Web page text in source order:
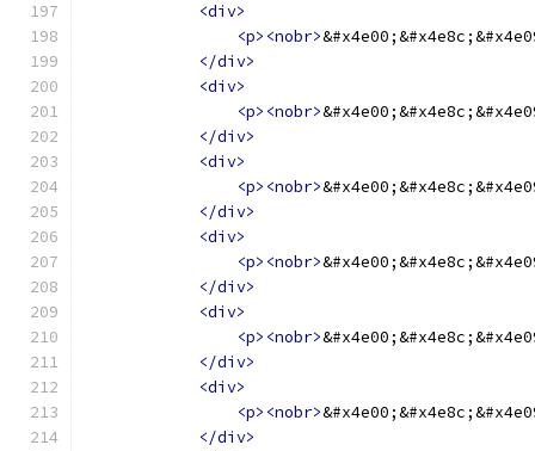
<div>
<p><nobr>
</div>
<div>
<p><nobr>
</div>
<div>
<p><nobr>
</div>
<div>
<p><nobr>
</div>
<div>
<p><nobr>
</div>
<div>
<p><nobr>
</div>